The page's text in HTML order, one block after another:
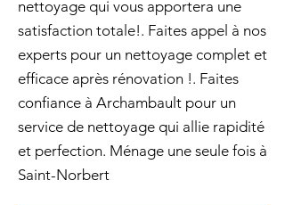
nettoyage qui vous apportera une
satisfaction totale!. Faites appel à nos
experts pour un nettoyage complet et
efficace après rénovation !. Faites
confiance à Archambault pour un
service de nettoyage qui allie rapidité
et perfection. Ménage une seule fois à
Saint-Norbert